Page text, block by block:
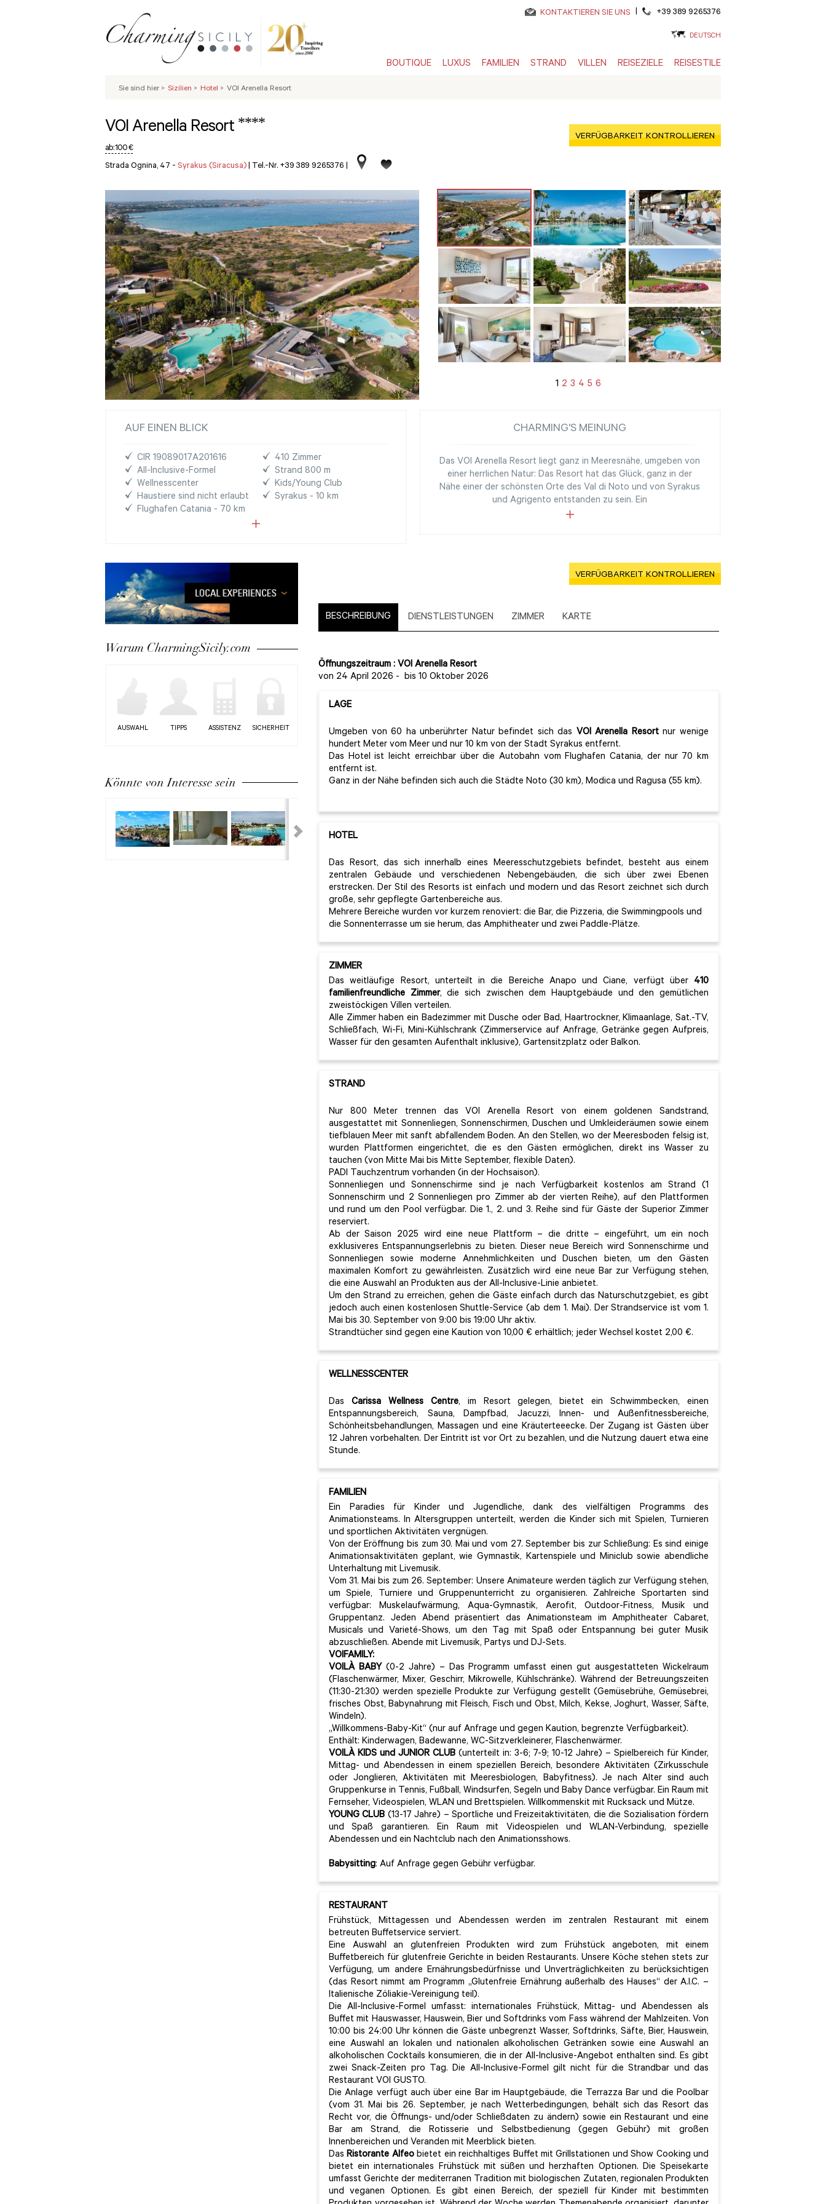
KONTAKTIEREN SIE UNS | +39 389 9265376
DEUTSCH
BOUTIQUE LUXUS FAMILIEN STRAND VILLEN REISEZIELE REISESTILE
Sie sind hier > Sizilien > Hotel > VOI Arenella Resort
VOI Arenella Resort ****
ab:100 €
Strada Ognina, 47 - Syrakus (Siracusa) | Tel.-Nr. +39 389 9265376 |
VERFÜGBARKEIT KONTROLLIEREN
1 2 3 4 5 6
AUF EINEN BLICK
CIR 19089017A201616
410 Zimmer
All-Inclusive-Formel
Strand 800 m
Wellnesscenter
Kids/Young Club
Haustiere sind nicht erlaubt
Syrakus - 10 km
Flughafen Catania - 70 km
CHARMING'S MEINUNG
Das VOI Arenella Resort liegt ganz in Meeresnähe, umgeben von
einer herrlichen Natur: Das Resort hat das Glück, ganz in der
Nähe einer der schönsten Orte des Val di Noto und von Syrakus
und Agrigento entstanden zu sein. Ein
Warum CharmingSicily.com
AUSWAHL TIPPS ASSISTENZ SICHERHEIT
Könnte von Interesse sein
VERFÜGBARKEIT KONTROLLIEREN
BESCHREIBUNG DIENSTLEISTUNGEN ZIMMER KARTE
Öffnungszeitraum : VOI Arenella Resort
von 24 April 2026 - bis 10 Oktober 2026
LAGE
Umgeben von 60 ha unberührter Natur befindet sich das VOI Arenella Resortnur wenige
hundert Meter vom Meer und nur 10 km von der Stadt Syrakus entfernt.
Das Hotel ist leicht erreichbar über die Autobahn vom Flughafen Catania, der nur 70 km
entfernt ist.
Ganz in der Nähe befinden sich auch die Städte Noto (30 km), Modica und Ragusa (55 km).
HOTEL
Das Resort, das sich innerhalb eines Meeresschutzgebiets befindet, besteht aus einem
zentralen Gebäude und verschiedenen Nebengebäuden, die sich über zwei Ebenen
erstrecken. Der Stil des Resorts ist einfach und modern und das Resort zeichnet sich durch
große, sehr gepflegte Gartenbereiche aus.
Mehrere Bereiche wurden vor kurzem renoviert: die Bar, die Pizzeria, die Swimmingpools und
die Sonnenterrasse um sie herum, das Amphitheater und zwei Paddle-Plätze.
ZIMMER
Das weitläufige Resort, unterteilt in die Bereiche Anapo und Ciane, verfügt über 410
familienfreundliche Zimmer, die sich zwischen dem Hauptgebäude und den gemütlichen
zweistöckigen Villen verteilen.
Alle Zimmer haben ein Badezimmer mit Dusche oder Bad, Haartrockner, Klimaanlage, Sat.-TV,
Schließfach, Wi-Fi, Mini-Kühlschrank (Zimmerservice auf Anfrage, Getränke gegen Aufpreis,
Wasser für den gesamten Aufenthalt inklusive), Gartensitzplatz oder Balkon.
STRAND
Nur 800 Meter trennen das VOI Arenella Resort von einem goldenen Sandstrand,
ausgestattet mit Sonnenliegen, Sonnenschirmen, Duschen und Umkleideräumen sowie einem
tiefblauen Meer mit sanft abfallendem Boden. An den Stellen, wo der Meeresboden felsig ist,
wurden Plattformen eingerichtet, die es den Gästen ermöglichen, direkt ins Wasser zu
tauchen (von Mitte Mai bis Mitte September, flexible Daten).
PADI Tauchzentrum vorhanden (in der Hochsaison).
Sonnenliegen und Sonnenschirme sind je nach Verfügbarkeit kostenlos am Strand (1
Sonnenschirm und 2 Sonnenliegen pro Zimmer ab der vierten Reihe), auf den Plattformen
und rund um den Pool verfügbar. Die 1., 2. und 3. Reihe sind für Gäste der Superior Zimmer
reserviert.
Ab der Saison 2025 wird eine neue Plattform – die dritte – eingeführt, um ein noch
exklusiveres Entspannungserlebnis zu bieten. Dieser neue Bereich wird Sonnenschirme und
Sonnenliegen sowie moderne Annehmlichkeiten und Duschen bieten, um den Gästen
maximalen Komfort zu gewährleisten. Zusätzlich wird eine neue Bar zur Verfügung stehen,
die eine Auswahl an Produkten aus der All-Inclusive-Linie anbietet.
Um den Strand zu erreichen, gehen die Gäste einfach durch das Naturschutzgebiet, es gibt
jedoch auch einen kostenlosen Shuttle-Service (ab dem 1. Mai). Der Strandservice ist vom 1.
Mai bis 30. September von 9:00 bis 19:00 Uhr aktiv.
Strandtücher sind gegen eine Kaution von 10,00 € erhältlich; jeder Wechsel kostet 2,00 €.
WELLNESSCENTER
Das Carissa Wellness Centre, im Resort gelegen, bietet ein Schwimmbecken, einen
Entspannungsbereich, Sauna, Dampfbad, Jacuzzi, Innen- und Außenfitnessbereiche,
Schönheitsbehandlungen, Massagen und eine Kräuterteeecke. Der Zugang ist Gästen über
12 Jahren vorbehalten. Der Eintritt ist vor Ort zu bezahlen, und die Nutzung dauert etwa eine
Stunde.
FAMILIEN
Ein Paradies für Kinder und Jugendliche, dank des vielfältigen Programms des
Animationsteams. In Altersgruppen unterteilt, werden die Kinder sich mit Spielen, Turnieren
und sportlichen Aktivitäten vergnügen.
Von der Eröffnung bis zum 30. Mai und vom 27. September bis zur Schließung: Es sind einige
Animationsaktivitäten geplant, wie Gymnastik, Kartenspiele und Miniclub sowie abendliche
Unterhaltung mit Livemusik.
Vom 31. Mai bis zum 26. September: Unsere Animateure werden täglich zur Verfügung stehen,
um Spiele, Turniere und Gruppenunterricht zu organisieren. Zahlreiche Sportarten sind
verfügbar: Muskelaufwärmung, Aqua-Gymnastik, Aerofit, Outdoor-Fitness, Musik und
Gruppentanz. Jeden Abend präsentiert das Animationsteam im Amphitheater Cabaret,
Musicals und Varieté-Shows, um den Tag mit Spaß oder Entspannung bei guter Musik
abzuschließen. Abende mit Livemusik, Partys und DJ-Sets.
VOIFAMILY:
VOILÀ BABY (0-2 Jahre) – Das Programm umfasst einen gut ausgestatteten Wickelraum
(Flaschenwärmer, Mixer, Geschirr, Mikrowelle, Kühlschränke). Während der Betreuungszeiten
(11:30-21:30) werden spezielle Produkte zur Verfügung gestellt (Gemüsebrühe, Gemüsebrei,
frisches Obst, Babynahrung mit Fleisch, Fisch und Obst, Milch, Kekse, Joghurt, Wasser, Säfte,
Windeln).
„Willkommens-Baby-Kit“ (nur auf Anfrage und gegen Kaution, begrenzte Verfügbarkeit).
Enthält: Kinderwagen, Badewanne, WC-Sitzverkleinerer, Flaschenwärmer.
VOILÀ KIDS und JUNIOR CLUB(unterteilt in: 3-6; 7-9; 10-12 Jahre) – Spielbereich für Kinder,
Mittag- und Abendessen in einem speziellen Bereich, besondere Aktivitäten (Zirkusschule
oder Jonglieren, Aktivitäten mit Meeresbiologen, Babyfitness). Je nach Alter sind auch
Gruppenkurse in Tennis, Fußball, Windsurfen, Segeln und Baby Dance verfügbar. Ein Raum mit
Fernseher, Videospielen, WLAN und Brettspielen. Willkommenskit mit Rucksack und Mütze.
YOUNG CLUB (13-17 Jahre) – Sportliche und Freizeitaktivitäten, die die Sozialisation fördern
und Spaß garantieren. Ein Raum mit Videospielen und WLAN-Verbindung, spezielle
Abendessen und ein Nachtclub nach den Animationsshows.
Babysitting: Auf Anfrage gegen Gebühr verfügbar.
RESTAURANT
Frühstück, Mittagessen und Abendessen werden im zentralen Restaurant mit einem
betreuten Buffetservice serviert.
Eine Auswahl an glutenfreien Produkten wird zum Frühstück angeboten, mit einem
Buffetbereich für glutenfreie Gerichte in beiden Restaurants. Unsere Köche stehen stets zur
Verfügung, um andere Ernährungsbedürfnisse und Unverträglichkeiten zu berücksichtigen
(das Resort nimmt am Programm „Glutenfreie Ernährung außerhalb des Hauses“ der A.I.C. –
Italienische Zöliakie-Vereinigung teil).
Die All-Inclusive-Formel umfasst: internationales Frühstück, Mittag- und Abendessen als
Buffet mit Hauswasser, Hauswein, Bier und Softdrinks vom Fass während der Mahlzeiten. Von
10:00 bis 24:00 Uhr können die Gäste unbegrenzt Wasser, Softdrinks, Säfte, Bier, Hauswein,
eine Auswahl an lokalen und nationalen alkoholischen Getränken sowie eine Auswahl an
alkoholischen Cocktails konsumieren, die in der All-Inclusive-Angebot enthalten sind. Es gibt
zwei Snack-Zeiten pro Tag. Die All-Inclusive-Formel gilt nicht für die Strandbar und das
Restaurant VOI GUSTO.
Die Anlage verfügt auch über eine Bar im Hauptgebäude, die Terrazza Bar und die Poolbar
(vom 31. Mai bis 26. September, je nach Wetterbedingungen, behält sich das Resort das
Recht vor, die Öffnungs- und/oder Schließdaten zu ändern) sowie ein Restaurant und eine
Bar am Strand, die Rotisserie und Selbstbedienung (gegen Gebühr) mit großen
Innenbereichen und Veranden mit Meerblick bieten.
DasRistorante Alfeobietet ein reichhaltiges Buffet mit Grillstationen und Show Cooking und
bietet ein internationales Frühstück mit süßen und herzhaften Optionen. Die Speisekarte
umfasst Gerichte der mediterranen Tradition mit biologischen Zutaten, regionalen Produkten
und veganen Optionen. Es gibt einen Bereich, der speziell für Kinder mit bestimmten